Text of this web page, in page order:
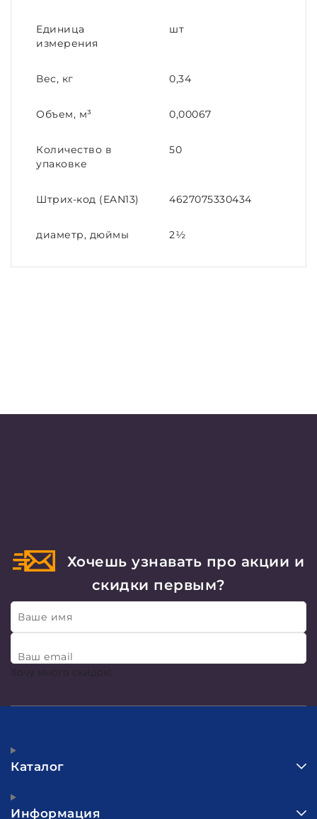
Единица
измерения
шт
Вес, кг 0,34
Объем, м³ 0,00067
Количество в
упаковке
50
Штрих-код (EAN13) 4627075330434
диаметр, дюймы 2½
Хочешь узнавать про акции и
скидки первым?
Ваше имя
Ваш email
Хочу много скидок!
Каталог
Информация